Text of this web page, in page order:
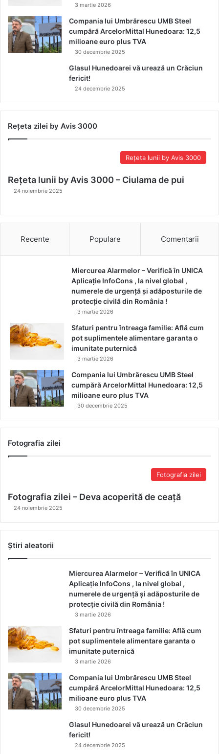
3 martie 2026
Compania lui Umbrărescu UMB Steel
cumpără ArcelorMittal Hunedoara: 12,5
milioane euro plus TVA
30 decembrie 2025
Glasul Hunedoarei vă urează un Crăciun
fericit!
24 decembrie 2025
Rețeta zilei by Avis 3000
Rețeta lunii by Avis 3000
Rețeta lunii by Avis 3000 – Ciulama de pui
24 noiembrie 2025
Recente Populare Comentarii
Miercurea Alarmelor – Verifică în UNICA
Aplicație InfoCons , la nivel global ,
numerele de urgență și adăposturile de
protecție civilă din România !
3 martie 2026
Sfaturi pentru întreaga familie: Află cum
pot suplimentele alimentare garanta o
imunitate puternică
3 martie 2026
Compania lui Umbrărescu UMB Steel
cumpără ArcelorMittal Hunedoara: 12,5
milioane euro plus TVA
30 decembrie 2025
Fotografia zilei
Fotografia zilei
Fotografia zilei – Deva acoperită de ceață
24 noiembrie 2025
Știri aleatorii
Miercurea Alarmelor – Verifică în UNICA
Aplicație InfoCons , la nivel global ,
numerele de urgență și adăposturile de
protecție civilă din România !
3 martie 2026
Sfaturi pentru întreaga familie: Află cum
pot suplimentele alimentare garanta o
imunitate puternică
3 martie 2026
Compania lui Umbrărescu UMB Steel
cumpără ArcelorMittal Hunedoara: 12,5
milioane euro plus TVA
30 decembrie 2025
Glasul Hunedoarei vă urează un Crăciun
fericit!
24 decembrie 2025